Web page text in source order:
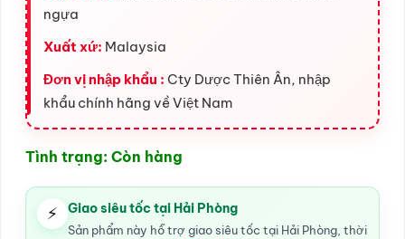
ngựa
Xuất xứ: Malaysia
Đơn vị nhập khẩu : Cty Dược Thiên Ân, nhập
khẩu chính hãng về Việt Nam
Tình trạng: Còn hàng
⚡ Giao siêu tốc tại Hải Phòng
Sản phẩm này hỗ trợ giao siêu tốc tại Hải Phòng, thời